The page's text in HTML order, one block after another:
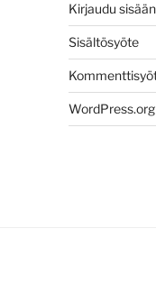
Kirjaudu sisään
Sisältösyöte
WordPress.org